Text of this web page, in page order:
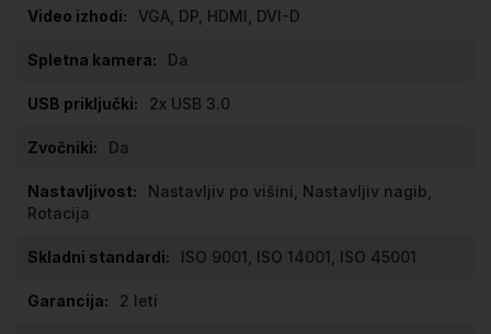
VGA, DP, HDMI, DVI-D
Da
2x USB 3.0
Da
Nastavljiv po višini, Nastavljiv nagib,
Rotacija
ISO 9001, ISO 14001, ISO 45001
2 leti